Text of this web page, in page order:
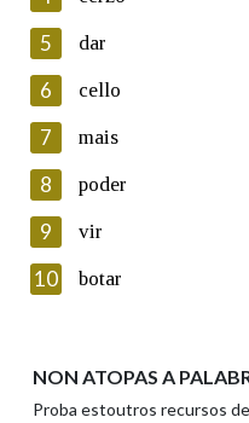
Lin e acepto as
Introduce o código que
Texto de verificación
Enviar
5 dar
6 cello
7 mais
8 poder
9 vir
10 botar
NON ATOPAS A
Proba estoutros recursos